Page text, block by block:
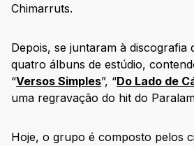
Chimarruts.
Depois, se juntaram à discografia
quatro álbuns de estúdio,
“Versos Simples”, “Do Lado de
uma regravação do hit do
Hoje, o grupo é composto pelos